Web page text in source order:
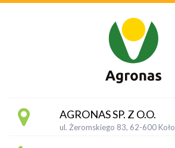
AGRONAS SP. Z O.O.
ul. Żeromskiego 83, 62-600 Koło